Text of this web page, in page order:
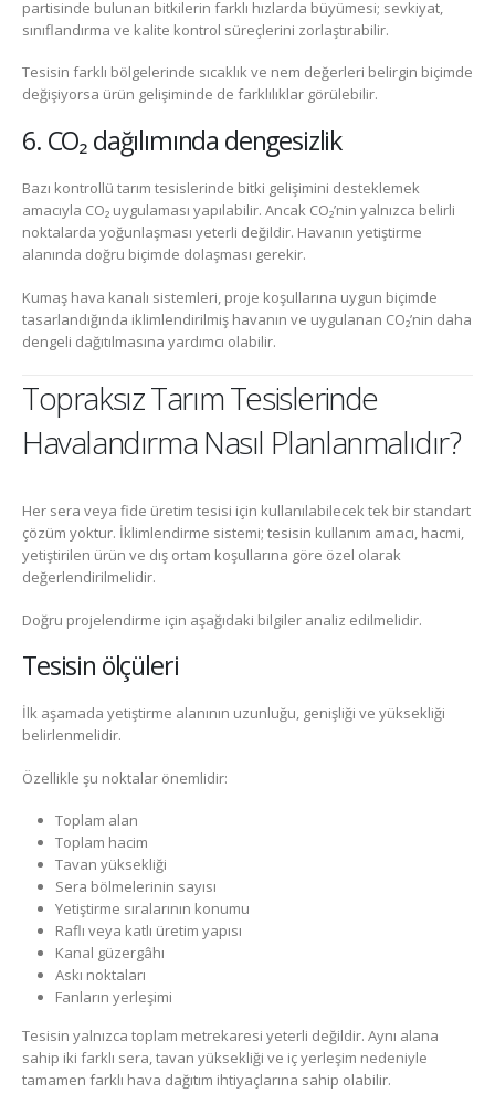
partisinde bulunan bitkilerin farklı hızlarda büyümesi; sevkiyat,
sınıflandırma ve kalite kontrol süreçlerini zorlaştırabilir.
Tesisin farklı bölgelerinde sıcaklık ve nem değerleri belirgin biçimde
değişiyorsa ürün gelişiminde de farklılıklar görülebilir.
6. CO₂ dağılımında dengesizlik
Bazı kontrollü tarım tesislerinde bitki gelişimini desteklemek
amacıyla CO₂ uygulaması yapılabilir. Ancak CO₂’nin yalnızca belirli
noktalarda yoğunlaşması yeterli değildir. Havanın yetiştirme
alanında doğru biçimde dolaşması gerekir.
Kumaş hava kanalı sistemleri, proje koşullarına uygun biçimde
tasarlandığında iklimlendirilmiş havanın ve uygulanan CO₂’nin daha
dengeli dağıtılmasına yardımcı olabilir.
Topraksız Tarım Tesislerinde
Havalandırma Nasıl Planlanmalıdır?
Her sera veya fide üretim tesisi için kullanılabilecek tek bir standart
çözüm yoktur. İklimlendirme sistemi; tesisin kullanım amacı, hacmi,
yetiştirilen ürün ve dış ortam koşullarına göre özel olarak
değerlendirilmelidir.
Doğru projelendirme için aşağıdaki bilgiler analiz edilmelidir.
Tesisin ölçüleri
İlk aşamada yetiştirme alanının uzunluğu, genişliği ve yüksekliği
belirlenmelidir.
Özellikle şu noktalar önemlidir:
Toplam alan
Toplam hacim
Tavan yüksekliği
Sera bölmelerinin sayısı
Yetiştirme sıralarının konumu
Raflı veya katlı üretim yapısı
Kanal güzergâhı
Askı noktaları
Fanların yerleşimi
Tesisin yalnızca toplam metrekaresi yeterli değildir. Aynı alana
sahip iki farklı sera, tavan yüksekliği ve iç yerleşim nedeniyle
tamamen farklı hava dağıtım ihtiyaçlarına sahip olabilir.